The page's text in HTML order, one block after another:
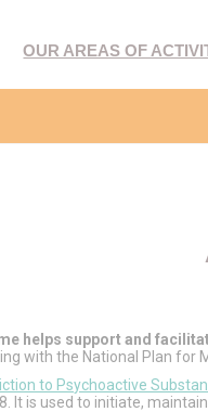
OUR AREAS OF
helps support and
with the National Plan
to Psychoactive
It is used to initiate,